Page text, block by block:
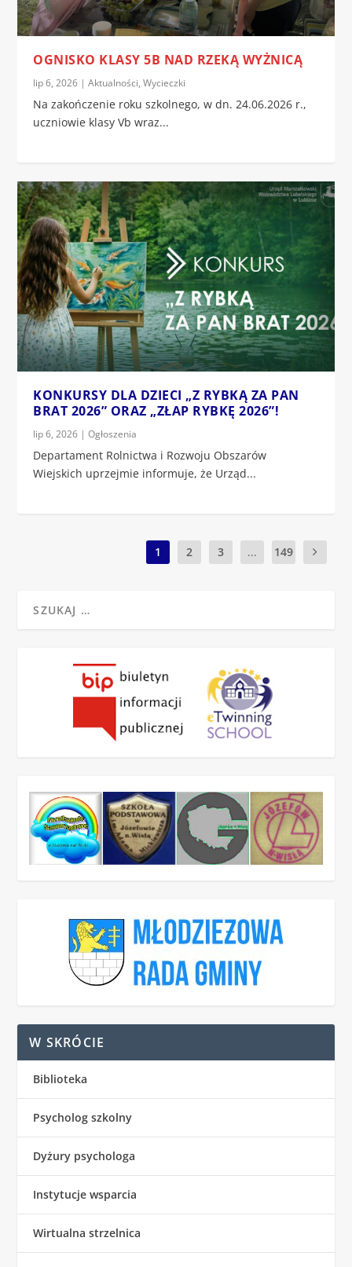
OGNISKO KLASY 5B NAD RZEKĄ WYŻNICĄ
lip 6, 2026 |Aktualności,Wycieczki
Na zakończenie roku szkolnego, w dn. 24.06.2026 r.,
uczniowie klasy Vb wraz...
KONKURSY DLA DZIECI „Z RYBKĄ ZA PAN
BRAT 2026” ORAZ „ZŁAP RYBKĘ 2026”!
lip 6, 2026 |Ogłoszenia
Departament Rolnictwa i Rozwoju Obszarów
Wiejskich uprzejmie informuje, że Urząd...
1 2 3 ... 149
W SKRÓCIE
Biblioteka
Psycholog szkolny
Dyżury psychologa
Instytucje wsparcia
Wirtualna strzelnica